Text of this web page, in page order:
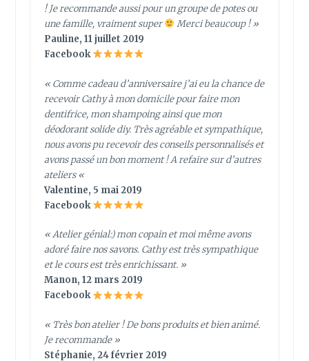
! Je recommande aussi pour un groupe de potes ou
une famille, vraiment super
Merci beaucoup ! »
Pauline, 11 juillet 2019
Facebook
« Comme cadeau d’anniversaire j’ai eu la chance de
recevoir Cathy à mon domicile pour faire mon
dentifrice, mon shampoing ainsi que mon
déodorant solide diy. Très agréable et sympathique,
nous avons pu recevoir des conseils personnalisés et
avons passé un bon moment ! A refaire sur d’autres
ateliers«
Valentine, 5 mai 2019
Facebook
« Atelier génial:) mon copain et moi même avons
adoré faire nos savons. Cathy est très sympathique
et le cours est très enrichissant. »
Manon, 12 mars 2019
Facebook
« Très bon atelier ! De bons produits et bien animé.
Je recommande »
Stéphanie, 24 février 2019